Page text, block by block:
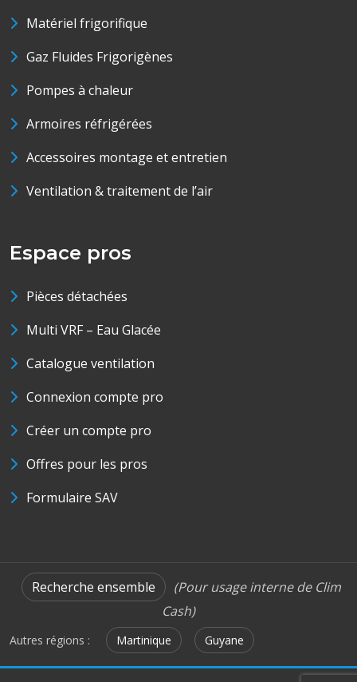
Matériel frigorifique
Gaz Fluides Frigorigènes
Pompes à chaleur
Armoires réfrigérées
Accessoires montage et entretien
Ventilation & traitement de l’air
Espace pros
Pièces détachées
Multi VRF – Eau Glacée
Catalogue ventilation
Connexion compte pro
Créer un compte pro
Offres pour les pros
Formulaire SAV
Recherche ensemble
(Pour usage interne de Clim
Cash)
Autres régions : Martinique Guyane